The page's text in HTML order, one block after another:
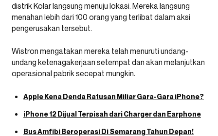
distrik Kolar langsung menuju lokasi. Mereka langsung
menahan lebih dari 100 orang yang terlibat dalam aksi
pengerusakan tersebut.
Wistron mengatakan mereka telah menuruti undang-
undang ketenagakerjaan setempat dan akan melanjutkan
operasional pabrik secepat mungkin.
Apple Kena Denda Ratusan Miliar Gara-Gara iPhone?
iPhone 12 Dijual Terpisah dari Charger dan Earphone
Bus Amfibi Beroperasi Di Semarang Tahun Depan!